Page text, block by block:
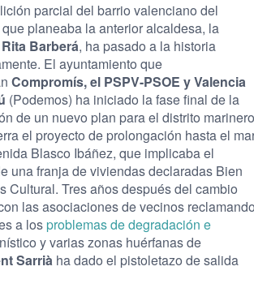
parcial del barrio valenciano del
planeaba la anterior alcaldesa, la
Rita Barberá, ha pasado a la historia
El ayuntamiento que
Compromís, el PSPV-PSOE y Valencia
(Podemos) ha iniciado la fase final de la
de un nuevo plan para el distrito marinero
el proyecto de prolongación hasta el
Blasco Ibáñez, que implicaba el
una franja de viviendas declaradas Bien
Cultural. Tres años después del cambio
las asociaciones de vecinos
a losproblemas de degradación e
y varias zonas huérfanas de
Sarrià ha dado el pistoletazo de salida